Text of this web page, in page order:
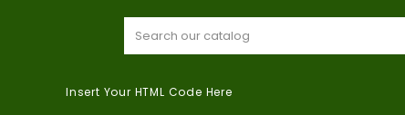
Insert Your HTML Code Here